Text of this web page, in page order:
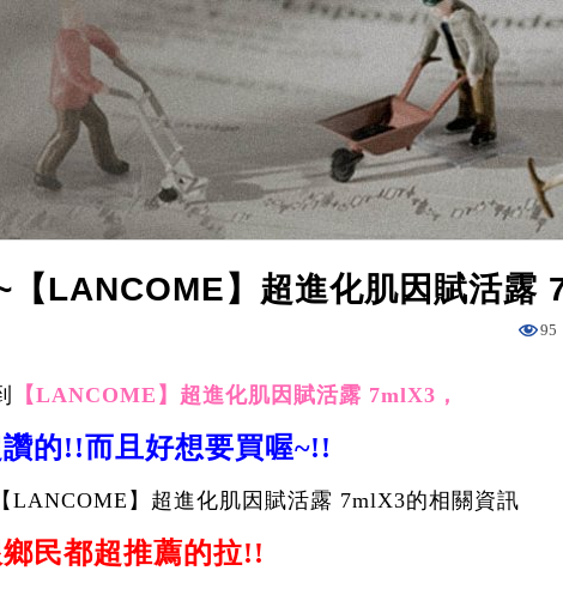
【LANCOME】超進化肌因賦活露
95
【LANCOME】超進化肌因賦活露 7mlX3，
的!!而且好想要買喔~!!
LANCOME】超進化肌因賦活露 7mlX3的相關資訊
民都超推薦的拉!!